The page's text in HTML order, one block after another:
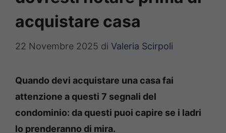
acquistare casa
22 Novembre 2025 di Valeria Scirpoli
Quando devi acquistare una casa fai
attenzione a questi 7 segnali del
condominio: da questi puoi capire se i ladri
lo prenderanno di mira.